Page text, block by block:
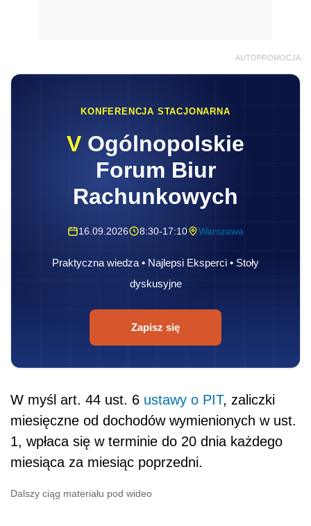
AUTOPROMOCJA
KONFERENCJA STACJONARNA
V Ogólnopolskie
Forum Biur
Rachunkowych
16.09.2026 8:30-17:10 Warszawa
Praktyczna wiedza • Najlepsi Eksperci • Stoły
dyskusyjne
Zapisz się
W myśl art. 44 ust. 6 ustawy o PIT, zaliczki
miesięczne od dochodów wymienionych w ust.
1, wpłaca się w terminie do 20 dnia każdego
miesiąca za miesiąc poprzedni.
Dalszy ciąg materiału pod wideo